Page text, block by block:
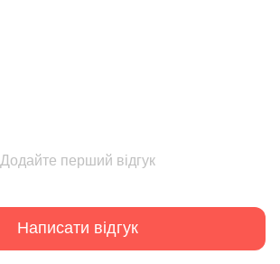
Додайте перший відгук
Написати відгук